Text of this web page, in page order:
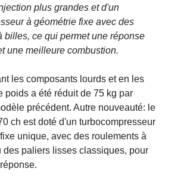
plus grandes et d'un
à géométrie fixe avec des
billes, ce qui permet une réponse
une meilleure combustion.
les composants lourds et en les
poids a été réduit de 75 kg par
précédent. Autre nouveauté: le
ch est doté d'un turbocompresseur
unique, avec des roulements à
des paliers lisses classiques, pour